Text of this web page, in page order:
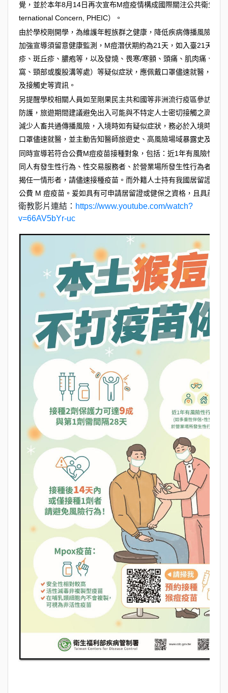
覺，並於本年8月14日再次宣布M痘疫情構成國際關注公共衛生緊
ternational Concern, PHEIC）。
由於學校剛開學，為維護年輕族群之健康，降低疾病傳播風險，
加強宣導須留意健康監測，M痘潛伏期約為21天，如入臺21天內
疹、斑丘疹、膿疱等，以及發燒、畏寒/寒顫、頭痛、肌肉痛、背
窩、頸部或腹股溝等處）等疑似症狀，應佩戴口罩儘速就醫，並
及接觸史等資訊。
另提醒學校相關人員如至剛果民主共和國等非洲流行疫區參訪，
防護，旅遊期間建議避免出入可能與不特定人士密切接觸之高風
減少人畜共通傳播風險，入境時如有疑似症狀，務必於入境時主
口罩儘速就醫，並主動告知醫師旅遊史、高風險場域暴露史及接觸
同時宣導若符合公費M痘疫苗接種對象，包括：近1年有風險性行
同人有發生性行為、性交易服務者、於營業場所發生性行為者等
揭任一情形者，請儘速接種疫苗。而外籍人士持有我國居留證或
公費 M 痘疫苗。爰如具有可申請居留證或健保之資格，且具前述
衛教影片連結： https://www.youtube.com/watch?
v=66AV5bYr-uc